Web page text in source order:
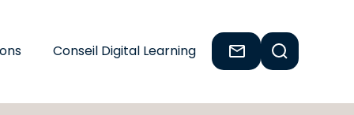
Conseil Digital Learning